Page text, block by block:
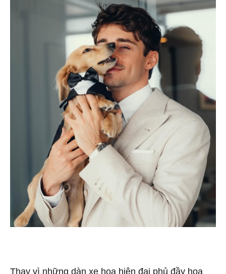
Thay vì những dàn xe hoa hiện đại phủ đầy hoa